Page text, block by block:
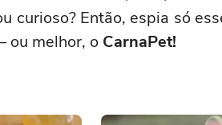
curioso? Então, espia só
ou melhor, o CarnaPet!